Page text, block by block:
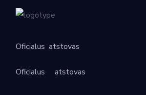
Oficialus atstovas
Oficialus atstovas